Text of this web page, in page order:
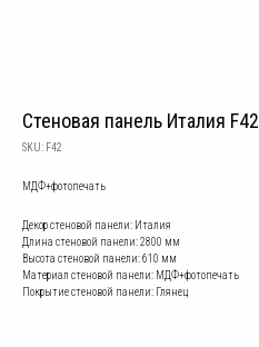
Стеновая панель Италия F42
SKU: F42
МДФ+фотопечать
Декор стеновой панели: Италия
Длина стеновой панели: 2800 мм
Высота стеновой панели: 610 мм
Материал стеновой панели: МДФ+фотопечать
Покрытие стеновой панели: Глянец